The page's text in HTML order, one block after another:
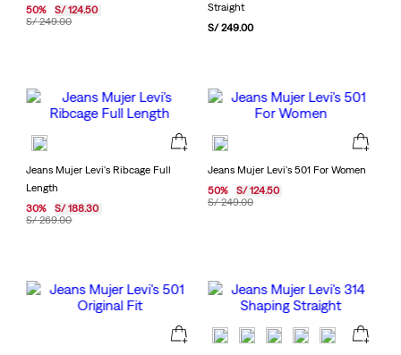
S/ 249.00
50% S/ 124.50
Straight
S/ 249.00
Jeans Mujer Levi's Ribcage Full
Length
S/ 269.00
30% S/ 188.30
Jeans Mujer Levi's 501 For Women
S/ 249.00
50% S/ 124.50